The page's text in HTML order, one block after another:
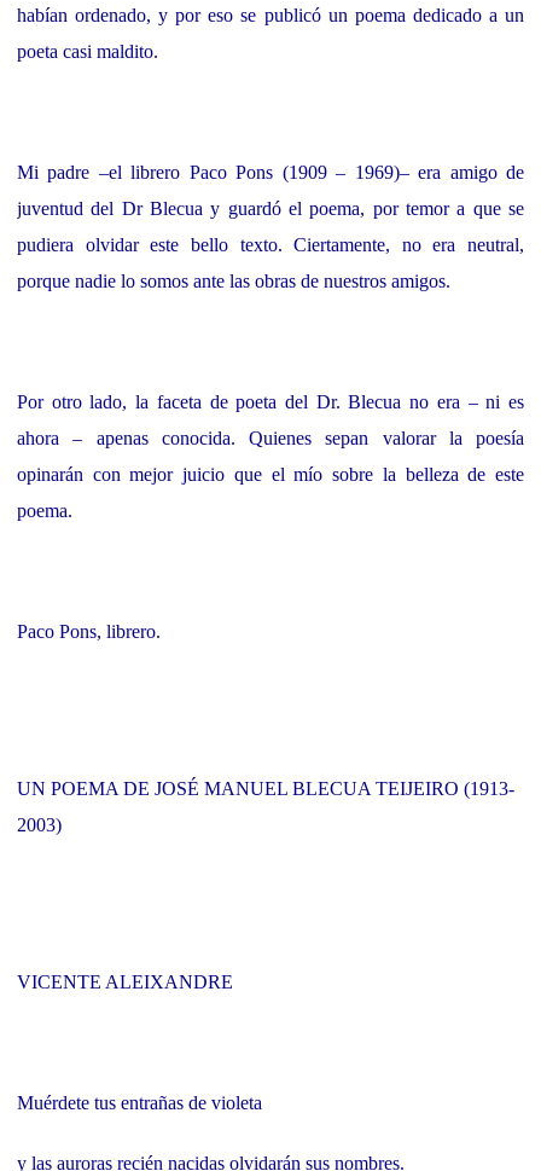
habían ordenado, y por esose publicó un poema dedicado a un
poeta casi maldito.
Mi padre –el librero Paco Pons (1909 – 1969)– era amigo de
juventud del Dr Blecua y guardó el poema, por temor a que se
pudiera olvidar este bello texto. Ciertamente, no era neutral,
porque nadie lo somos ante las obras de nuestros amigos.
Por otro lado, la faceta de poeta del Dr. Blecua no era – ni es
ahora – apenas conocida. Quienes sepan valorar la poesía
opinarán con mejor juicio que el mío sobre la belleza de este
poema.
Paco Pons, librero.
UN POEMA DE JOSÉ MANUEL BLECUA TEIJEIRO (1913-
2003)
VICENTE ALEIXANDRE
Muérdete tus entrañas de violeta
y las auroras recién nacidas olvidarán sus nombres.